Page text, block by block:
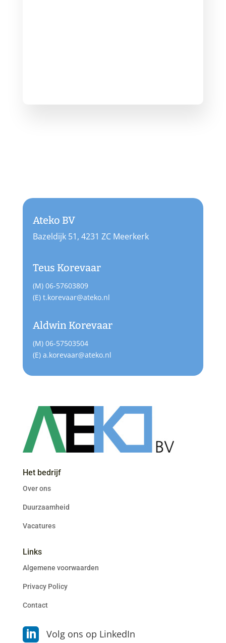
Ateko BV
Bazeldijk 51, 4231 ZC Meerkerk
Teus Korevaar
(M) 06-57603809
(E) t.korevaar@ateko.nl
Aldwin Korevaar
(M) 06-57503504
(E) a.korevaar@ateko.nl
Het bedrijf
Over ons
Duurzaamheid
Vacatures
Links
Algemene voorwaarden
Privacy Policy
Contact
 Volg ons op LinkedIn